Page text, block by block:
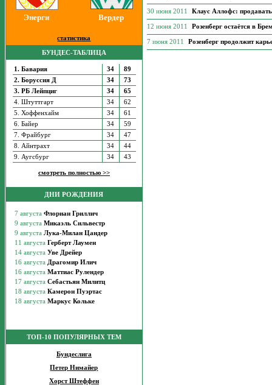
Энерги Вердер
статистика
БУНДЕС-ТАБЛИЦА
1. Бавария 34
89
2. Боруссия Д
34
73
3. РБ Лейпциг
34
65
4. Штуттгарт
34
62
5. Хоффенхайм
34
61
6. Байер
34
59
7. Фрайбург
34
47
8. Айнтрахт
34
44
9. Аугсбург
34 43
смотреть полностью >>
ДНИ РОЖДЕНИЯ
ТОП-10 ПОПУЛЯРНЫХ ТЕМ
Бундеслига
Петер Нимайер
Хорст Штеффен
30 июня 2011 Клаус Аллофс:
12 июня 2011 Розенберг остаётся в
7 июня 2011 Розенберг продолжит